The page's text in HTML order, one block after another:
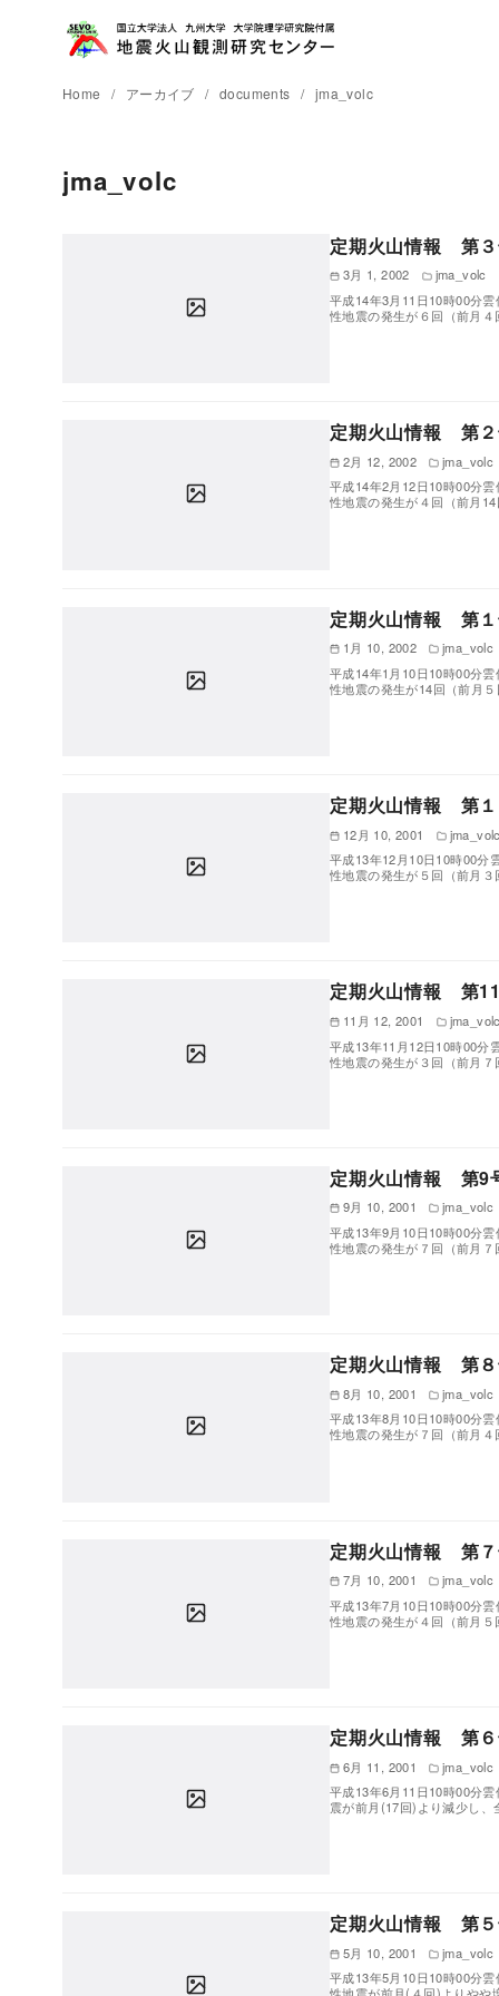
Home アーカイブ documents jma_volc
jma_volc
定期火山情報 第
3月 1, 2002
jma_volc
平成14年3月11日10時00分
性地震の発生が６回（前月
定期火山情報 第
2月 12, 2002
jma_volc
平成14年2月12日10時00分
性地震の発生が４回（前月
定期火山情報 第
1月 10, 2002
jma_volc
平成14年1月10日10時00分
性地震の発生が14回（前月
定期火山情報 第
12月 10, 2001
平成13年12月10日10時00
性地震の発生が５回（前月
定期火山情報 第
11月 12, 2001
平成13年11月12日10時00
性地震の発生が３回（前月
定期火山情報 第9
9月 10, 2001
jma_volc
平成13年9月10日10時00分
性地震の発生が７回（前月
定期火山情報 第
8月 10, 2001
jma_volc
平成13年8月10日10時00分
性地震の発生が７回（前月
定期火山情報 第
7月 10, 2001
jma_volc
平成13年7月10日10時00分
性地震の発生が４回（前月
定期火山情報 第
6月 11, 2001
jma_volc
平成13年6月11日10時00分
震が前月(17回)より減少し
定期火山情報 第
5月 10, 2001
jma_volc
平成13年5月10日10時00分